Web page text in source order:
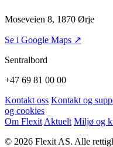
Moseveien 8, 1870 Ørje
Se i Google Maps ↗
Sentralbord
+47 69 81 00 00
Kontakt oss Kontakt og
og cookies
Om Flexit Aktuelt Miljø og
© 2026 Flexit AS. Alle